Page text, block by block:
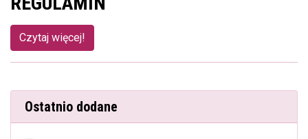
Czytaj więcej!
Ostatnio dodane